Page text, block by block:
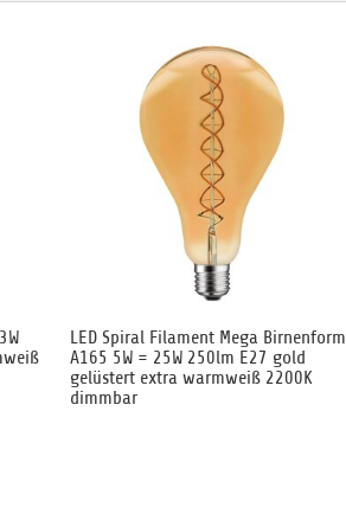
LED Spiral Filament Mega Birnenform
A165 5W = 25W 250lm E27 gold
gelüstert extra warmweiß 2200K
dimmbar